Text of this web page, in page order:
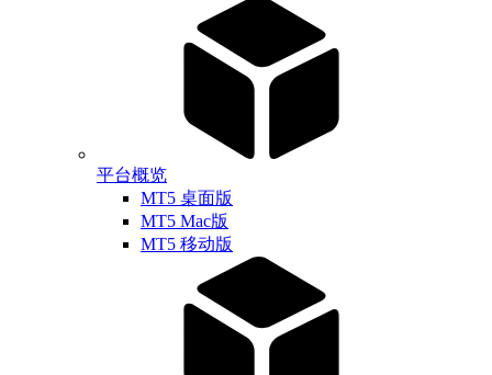
平台概览
MT5 桌面版
MT5 Mac版
MT5 移动版